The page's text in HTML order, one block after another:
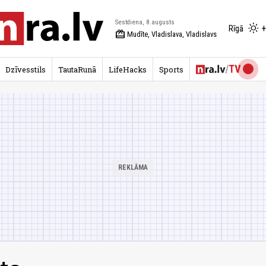
Sestdiena, 8.augusts
redeem Mudīte, Vladislava, Vladislavs
Rīgā
Dzīvesstils TautaRunā LifeHacks Sports